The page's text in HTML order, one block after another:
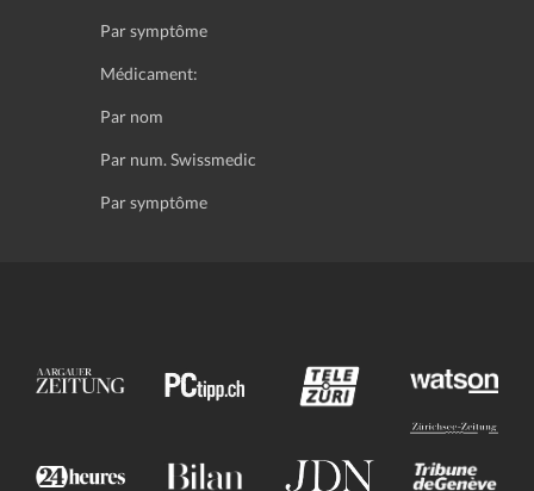
Par symptôme
Médicament:
Par nom
Par num. Swissmedic
Par symptôme